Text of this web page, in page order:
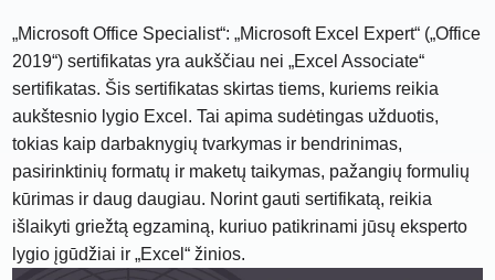
„Microsoft Office Specialist“: „Microsoft Excel Expert“ („Office
2019“) sertifikatas yra aukščiau nei „Excel Associate“
sertifikatas. Šis sertifikatas skirtas tiems, kuriems reikia
aukštesnio lygio Excel. Tai apima sudėtingas užduotis,
tokias kaip darbaknygių tvarkymas ir bendrinimas,
pasirinktinių formatų ir maketų taikymas, pažangių formulių
kūrimas ir daug daugiau. Norint gauti sertifikatą, reikia
išlaikyti griežtą egzaminą, kuriuo patikrinami jūsų eksperto
lygio įgūdžiai ir „Excel“ žinios.